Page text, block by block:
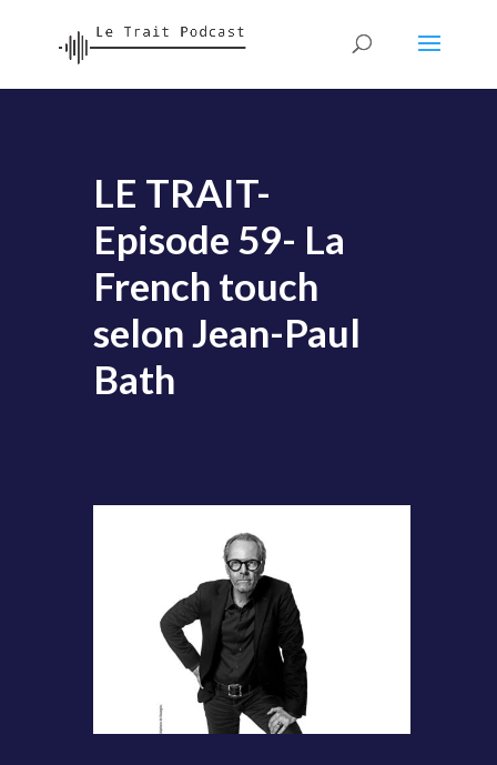
LE TRAIT-
Episode 59- La
French touch
selon Jean-Paul
Bath